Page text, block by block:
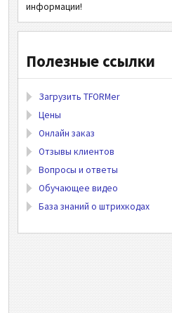
информации!
Полезные ссылки
Загрузить TFORMer
Цены
Онлайн заказ
Отзывы клиентов
Вопросы и ответы
Обучающее видео
База знаний о штрихкодах